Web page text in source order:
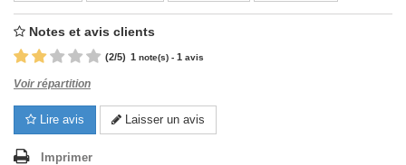
Notes et avis clients
(2/5) 1 note(s) - 1 avis
Voir répartition
Lire avis Laisser un avis
Imprimer